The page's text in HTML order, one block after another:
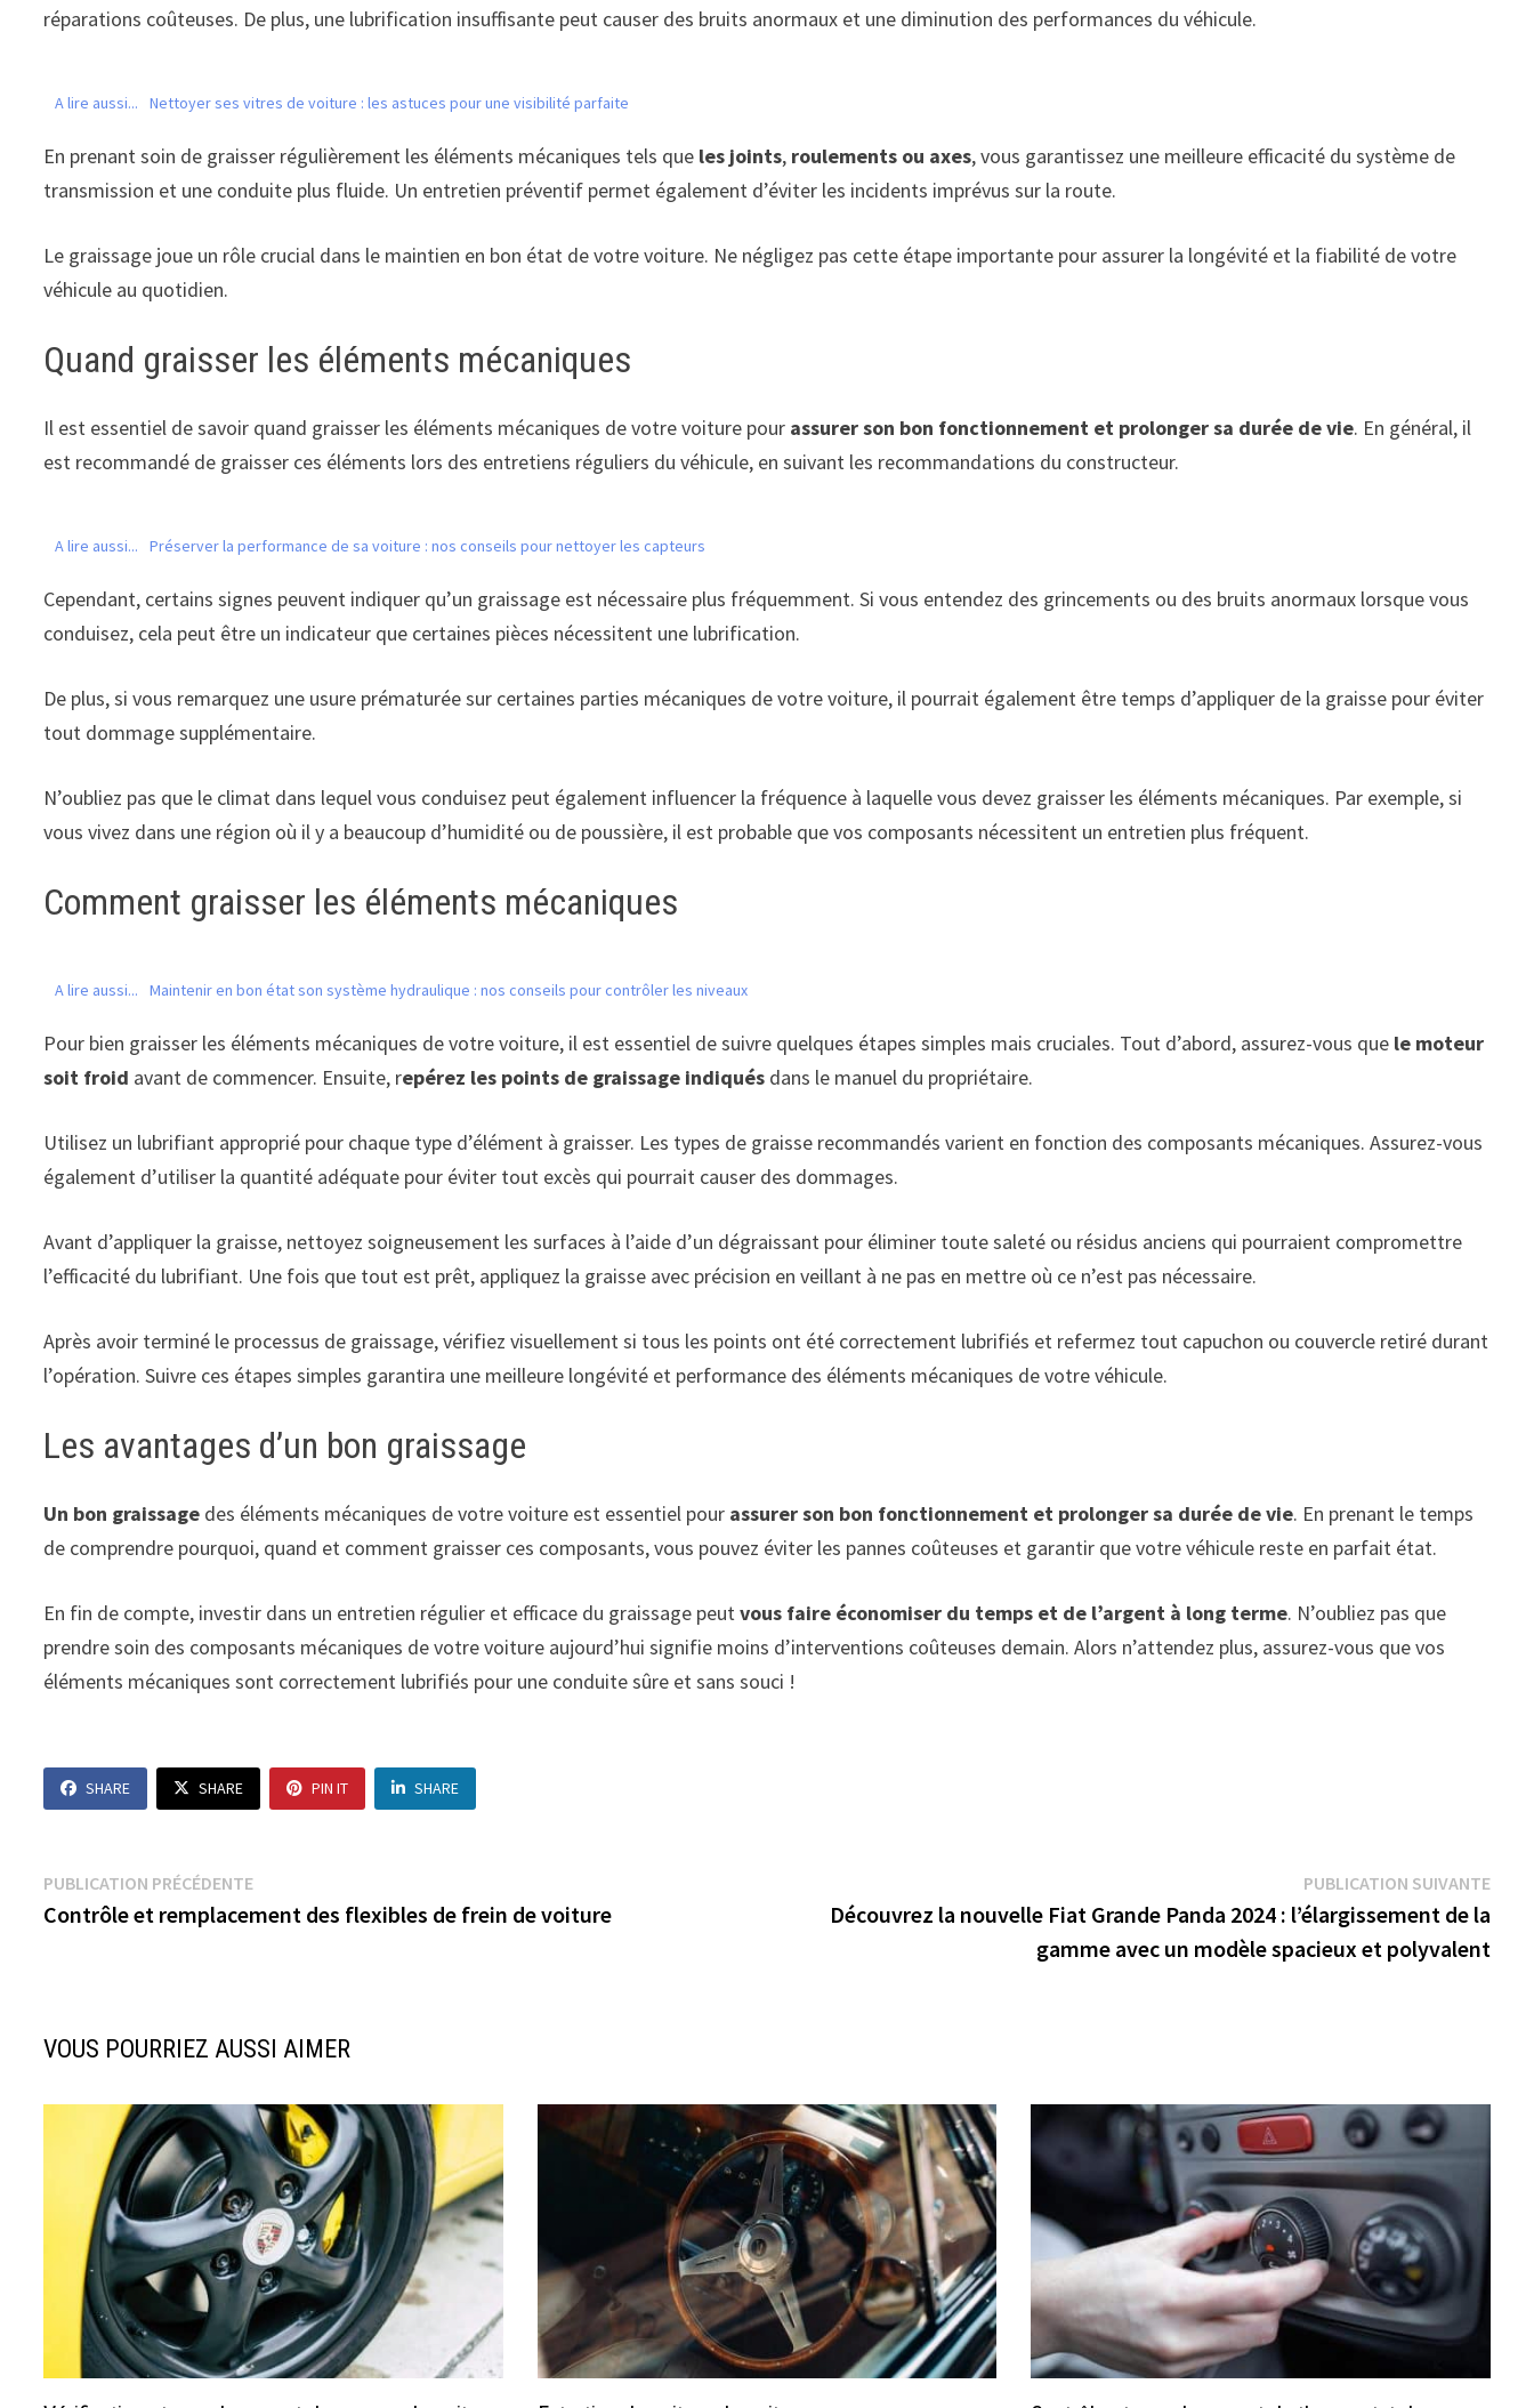
réparations coûteuses. De plus, une lubrification insuffisante peut causer des bruits anormaux et une diminution des performances du véhicule.
A lire aussi... Nettoyer ses vitres de voiture : les astuces pour une visibilité parfaite
En prenant soin de graisser régulièrement les éléments mécaniques tels que les joints, roulements ou axes, vous garantissez une meilleure efficacité du système de
transmission et une conduite plus fluide. Un entretien préventif permet également d’éviter les incidents imprévus sur la route.
Le graissage joue un rôle crucial dans le maintien en bon état de votre voiture. Ne négligez pas cette étape importante pour assurer la longévité et la fiabilité de votre
véhicule au quotidien.
Quand graisser les éléments mécaniques
Il est essentiel de savoir quand graisser les éléments mécaniques de votre voiture pour assurer son bon fonctionnement et prolonger sa durée de vie. En général, il
est recommandé de graisser ces éléments lors des entretiens réguliers du véhicule, en suivant les recommandations du constructeur.
A lire aussi... Préserver la performance de sa voiture : nos conseils pour nettoyer les capteurs
Cependant, certains signes peuvent indiquer qu’un graissage est nécessaire plus fréquemment. Si vous entendez des grincements ou des bruits anormaux lorsque vous
conduisez, cela peut être un indicateur que certaines pièces nécessitent une lubrification.
De plus, si vous remarquez une usure prématurée sur certaines parties mécaniques de votre voiture, il pourrait également être temps d’appliquer de la graisse pour éviter
tout dommage supplémentaire.
N’oubliez pas que le climat dans lequel vous conduisez peut également influencer la fréquence à laquelle vous devez graisser les éléments mécaniques. Par exemple, si
vous vivez dans une région où il y a beaucoup d’humidité ou de poussière, il est probable que vos composants nécessitent un entretien plus fréquent.
Comment graisser les éléments mécaniques
A lire aussi... Maintenir en bon état son système hydraulique : nos conseils pour contrôler les niveaux
Pour bien graisser les éléments mécaniques de votre voiture, il est essentiel de suivre quelques étapes simples mais cruciales. Tout d’abord, assurez-vous que le moteur
soit froid avant de commencer. Ensuite, repérez les points de graissage indiqués dans le manuel du propriétaire.
Utilisez un lubrifiant approprié pour chaque type d’élément à graisser. Les types de graisse recommandés varient en fonction des composants mécaniques. Assurez-vous
également d’utiliser la quantité adéquate pour éviter tout excès qui pourrait causer des dommages.
Avant d’appliquer la graisse, nettoyez soigneusement les surfaces à l’aide d’un dégraissant pour éliminer toute saleté ou résidus anciens qui pourraient compromettre
l’efficacité du lubrifiant. Une fois que tout est prêt, appliquez la graisse avec précision en veillant à ne pas en mettre où ce n’est pas nécessaire.
Après avoir terminé le processus de graissage, vérifiez visuellement si tous les points ont été correctement lubrifiés et refermez tout capuchon ou couvercle retiré durant
l’opération. Suivre ces étapes simples garantira une meilleure longévité et performance des éléments mécaniques de votre véhicule.
Les avantages d’un bon graissage
Un bon graissage des éléments mécaniques de votre voiture est essentiel pour assurer son bon fonctionnement et prolonger sa durée de vie. En prenant le temps
de comprendre pourquoi, quand et comment graisser ces composants, vous pouvez éviter les pannes coûteuses et garantir que votre véhicule reste en parfait état.
En fin de compte, investir dans un entretien régulier et efficace du graissage peutvous faire économiser du temps et de l’argent à long terme. N’oubliez pas que
prendre soin des composants mécaniques de votre voiture aujourd’hui signifie moins d’interventions coûteuses demain. Alors n’attendez plus, assurez-vous que vos
éléments mécaniques sont correctement lubrifiés pour une conduite sûre et sans souci !
SHARE SHARE PIN IT SHARE
Navigation
de
PUBLICATION PRÉCÉDENTEPublication
précédente :
Contrôle et remplacement des flexibles de frein de voiture
PUBLICATION SUIVANTE
Découvrez la nouvelle Fiat Grande Panda 2024 : l’élargissement de la
gamme avec un modèle spacieux et polyvalent
VOUS POURRIEZ AUSSI AIMER